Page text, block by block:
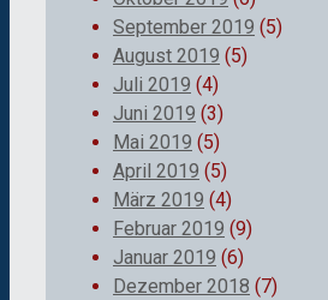
September 2019 (5)
August 2019 (5)
Juli 2019 (4)
Juni 2019 (3)
Mai 2019 (5)
April 2019 (5)
März 2019 (4)
Februar 2019 (9)
Januar 2019 (6)
Dezember 2018 (7)